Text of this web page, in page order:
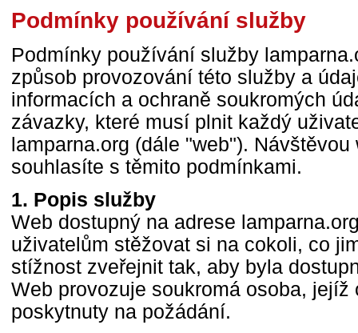
Podmínky používání služby
Podmínky používání služby
způsob provozování této služby a
informacích a ochraně soukromých
závazky, které musí plnit každý
lamparna.org (dále "web").
souhlasíte s těmito podmínkami.
1. Popis služby
Web dostupný na adrese
uživatelům stěžovat si na cokoli, co
stížnost zveřejnit tak, aby byla
Web provozuje soukromá osoba,
poskytnuty na požádání.